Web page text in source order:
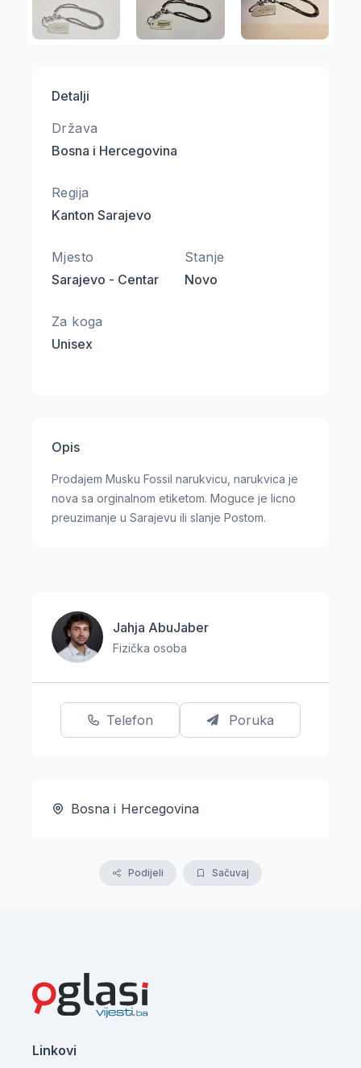
Detalji
Država
Bosna i Hercegovina
Regija
Kanton Sarajevo
Mjesto
Sarajevo - Centar
Stanje
Novo
Za koga
Unisex
Opis
Prodajem Musku Fossil narukvicu, narukvica je
nova sa orginalnom etiketom. Moguce je licno
preuzimanje u Sarajevu ili slanje Postom.
Jahja AbuJaber
Fizička osoba
Telefon Poruka
Bosna i Hercegovina
Podijeli Sačuvaj
Linkovi